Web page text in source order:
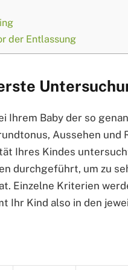
der Entlassung
Ihrem Baby der so
Aussehen und
Ihres Kindes
durchgeführt, um zu
Einzelne Kriterien
Ihr Kind also in den